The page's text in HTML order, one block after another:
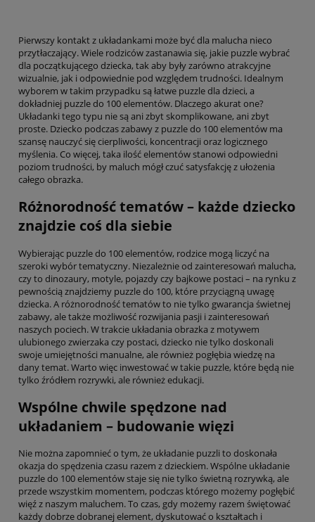
Pierwszy kontakt z układankami może być dla malucha nieco
przytłaczający. Wiele rodziców zastanawia się, jakie puzzle wybrać
dla początkującego dziecka, tak aby były zarówno atrakcyjne
wizualnie, jak i odpowiednie pod względem trudności. Idealnym
wyborem w takim przypadku są łatwe puzzle dla dzieci, a
dokładniej puzzle do 100 elementów. Dlaczego akurat one?
Układanki tego typu nie są ani zbyt skomplikowane, ani zbyt
proste. Dziecko podczas zabawy z puzzle do 100 elementów ma
szansę nauczyć się cierpliwości, koncentracji oraz logicznego
myślenia. Co więcej, taka ilość elementów stanowi odpowiedni
poziom trudności, by maluch mógł czuć satysfakcję z ułożenia
całego obrazka.
Różnorodność tematów – każde dziecko
znajdzie coś dla siebie
Wybierając puzzle do 100 elementów, rodzice mogą liczyć na
szeroki wybór tematyczny. Niezależnie od zainteresowań malucha,
czy to dinozaury, motyle, pojazdy czy bajkowe postaci – na rynku z
pewnością znajdziemy puzzle do 100, które przyciągną uwagę
dziecka. A różnorodność tematów to nie tylko gwarancja świetnej
zabawy, ale także możliwość rozwijania pasji i zainteresowań
naszych pociech. W trakcie układania obrazka z motywem
ulubionego zwierzaka czy postaci, dziecko nie tylko doskonali
swoje umiejętności manualne, ale również pogłębia wiedzę na
dany temat. Warto więc inwestować w takie puzzle, które będą nie
tylko źródłem rozrywki, ale również edukacji.
Wspólne chwile spędzone nad
układaniem – budowanie więzi
Nie można zapomnieć o tym, że układanie puzzli to doskonała
okazja do spędzenia czasu razem z dzieckiem. Wspólne układanie
puzzle do 100 elementów staje się nie tylko świetną rozrywką, ale
przede wszystkim momentem, podczas którego możemy pogłębić
więź z naszym maluchem. To czas, gdy możemy razem świętować
każdy dobrze dobranej element, dyskutować o kształtach i